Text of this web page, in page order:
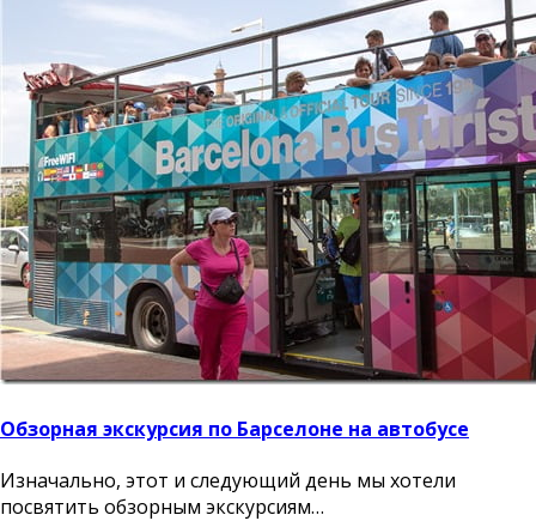
Обзорная экскурсия по Барселоне на автобусе
Изначально, этот и следующий день мы хотели
посвятить обзорным экскурсиям…